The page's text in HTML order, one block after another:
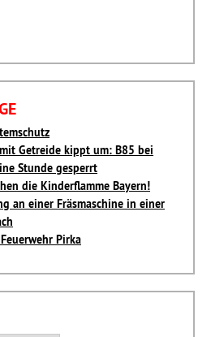
Getreide kippt um: B85 bei
Stunde gesperrt
die Kinderflamme Bayern!
an einer Fräsmaschine in einer
Pirka